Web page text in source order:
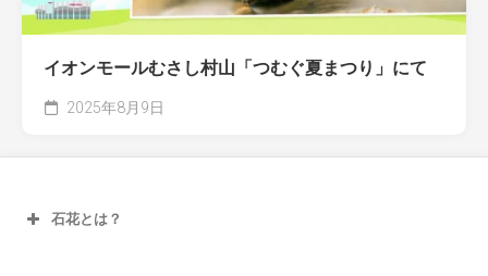
イオンモールむさし村山「つむぐ夏まつり」にて
2025年8月9日
石花とは？